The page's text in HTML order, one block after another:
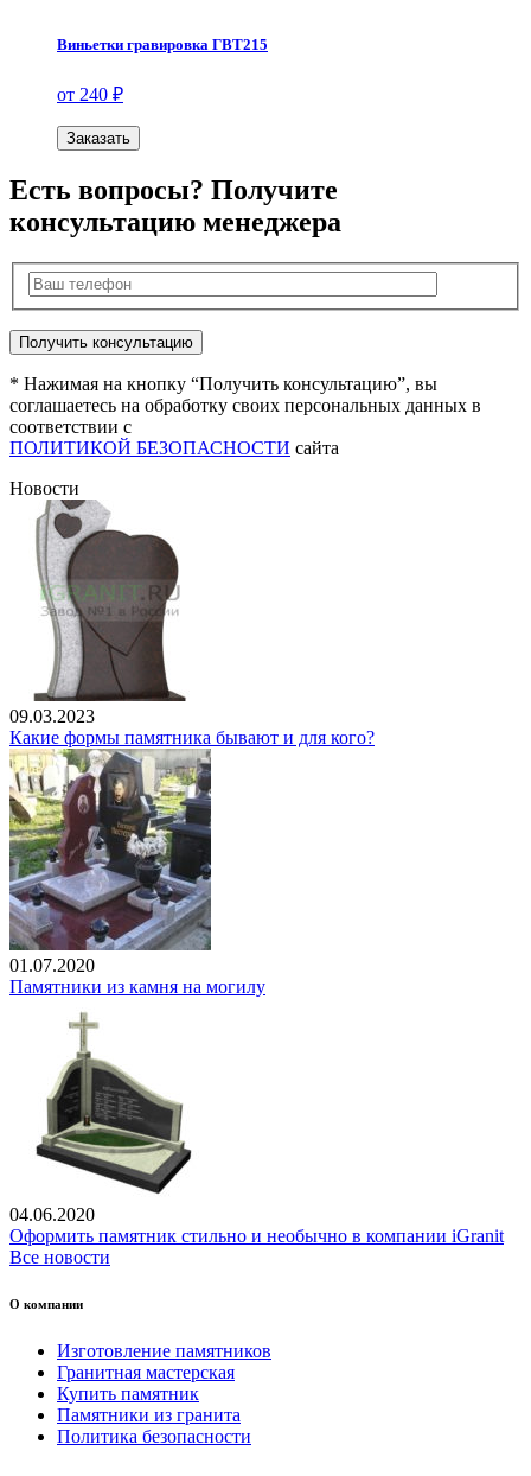
Виньетки гравировка ГВТ215
от 240 ₽
Заказать
Есть вопросы? Получите
консультацию менеджера
* Нажимая на кнопку “Получить консультацию”, вы
соглашаетесь на обработку своих персональных данных в
соответствии с
ПОЛИТИКОЙ БЕЗОПАСНОСТИ сайта
Новости
09.03.2023
Какие формы памятника бывают и для кого?
01.07.2020
Памятники из камня на могилу
04.06.2020
Оформить памятник стильно и необычно в компании iGranit
Все новости
О компании
Изготовление памятников
Гранитная мастерская
Купить памятник
Памятники из гранита
Политика безопасности